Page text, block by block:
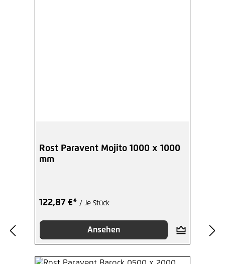
Rost Paravent Mojito 1000 x 1000
mm
122,87 €* / Je Stück
Ansehen